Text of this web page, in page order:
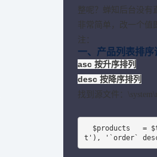
整呢？蝉知后台没有
非常简单，改一个值
注：
一、产品列表排序
asc 按升序排列
desc 按降序排列
找到源文件：
t'), '`order`